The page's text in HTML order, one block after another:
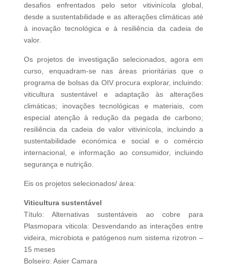
desafios enfrentados pelo setor vitivinícola global,
desde a sustentabilidade e as alterações climáticas até
à inovação tecnológica e à resiliência da cadeia de
valor.
Os projetos de investigação selecionados, agora em
curso, enquadram-se nas áreas prioritárias que o
programa de bolsas da OIV procura explorar, incluindo:
viticultura sustentável e adaptação às alterações
climáticas; inovações tecnológicas e materiais, com
especial atenção à redução da pegada de carbono;
resiliência da cadeia de valor vitivinícola, incluindo a
sustentabilidade económica e social e o comércio
internacional, e informação ao consumidor, incluindo
segurança e nutrição.
Eis os projetos selecionados/ área:
Viticultura sustentável
Título: Alternativas sustentáveis ao cobre para
Plasmopara viticola: Desvendando as interações entre
videira, microbiota e patógenos num sistema rizotron –
15 meses
Bolseiro: Asier Camara